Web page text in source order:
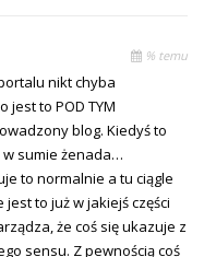
% temu
nikt chyba
to POD TYM
blog. Kiedyś to
w sumie żenada…
to normalnie a tu ciągle
to już w jakiejś części
że coś się ukazuje z
sensu. Z pewnością coś